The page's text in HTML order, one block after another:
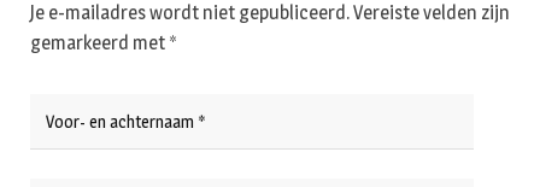
Je e-mailadres wordt niet gepubliceerd.Vereiste velden zijn
gemarkeerd met *